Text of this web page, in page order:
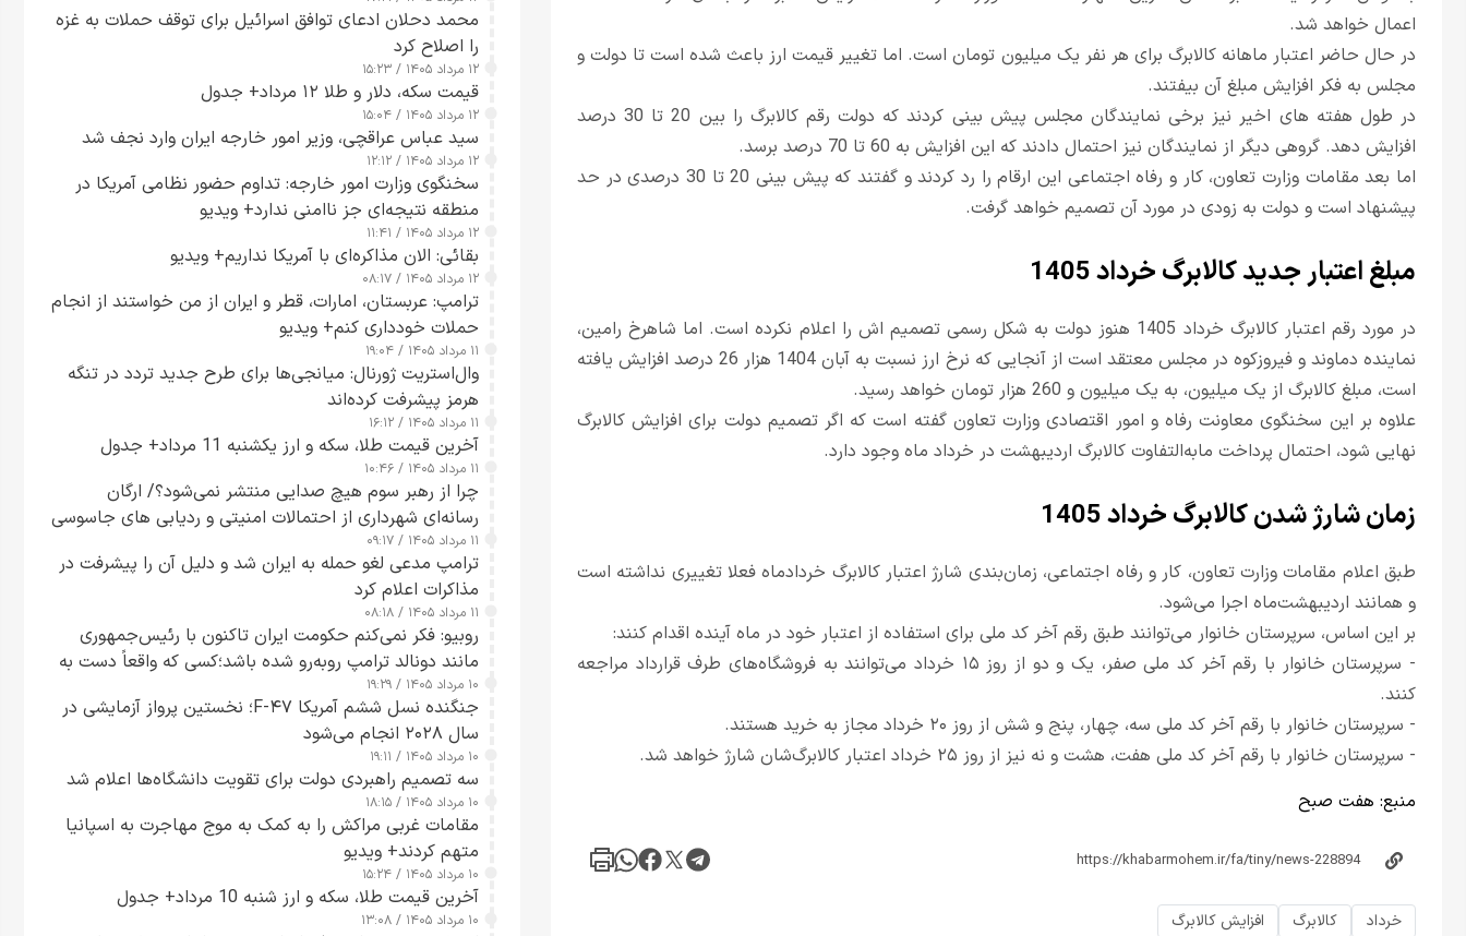
اعمال خواهد شد.
در حال حاضر اعتبار ماهانه کالابرگ برای هر نفر یک میلیون تومان است. اما تغییر قیمت ارز باعث شده است تا دولت و
مجلس به فکر افزایش مبلغ آن بیفتند.
در طول هفته های اخیر نیز برخی نمایندگان مجلس پیش بینی کردند که دولت رقم کالابرگ را بین 20 تا 30 درصد
افزایش دهد. گروهی دیگر از نمایندگان نیز احتمال دادند که این افزایش به 60 تا 70 درصد برسد.
اما بعد مقامات وزارت تعاون، کار و رفاه اجتماعی این ارقام را رد کردند و گفتند که پیش بینی 20 تا 30 درصدی در حد
پیشنهاد است و دولت به زودی در مورد آن تصمیم خواهد گرفت.
مبلغ اعتبار جدید کالابرگ خرداد 1405
در مورد رقم اعتبار کالابرگ خرداد 1405 هنوز دولت به شکل رسمی تصمیم اش را اعلام نکرده است. اما شاهرخ رامین،
نماینده دماوند و فیروزکوه در مجلس معتقد است از آنجایی که نرخ ارز نسبت به آبان 1404 هزار 26 درصد افزایش یافته
است، مبلغ کالابرگ از یک میلیون، به یک میلیون و 260 هزار تومان خواهد رسید.
علاوه بر این سخنگوی معاونت رفاه و امور اقتصادی وزارت تعاون گفته است که اگر تصمیم دولت برای افزایش کالابرگ
نهایی شود، احتمال پرداخت مابه‌التفاوت کالابرگ اردیبهشت در خرداد ماه وجود دارد.
زمان شارژ شدن کالابرگ خرداد 1405
طبق اعلام مقامات وزارت تعاون، کار و رفاه اجتماعی، زمان‌بندی شارژ اعتبار کالابرگ خردادماه فعلا تغییری نداشته است
و همانند اردیبهشت‌ماه اجرا می‌شود.
بر این اساس، سرپرستان خانوار می‌توانند طبق رقم آخر کد ملی برای استفاده از اعتبار خود در ماه آینده اقدام کنند:
- سرپرستان خانوار با رقم آخر کد ملی صفر، یک و دو از روز ۱۵ خرداد می‌توانند به فروشگاه‌های طرف قرارداد مراجعه
کنند.
- سرپرستان خانوار با رقم آخر کد ملی سه، چهار، پنج و شش از روز ۲۰ خرداد مجاز به خرید هستند.
- سرپرستان خانوار با رقم آخر کد ملی هفت، هشت و نه نیز از روز ۲۵ خرداد اعتبار کالابرگ‌شان شارژ خواهد شد.
منبع: هفت صبح
خرداد کالابرگ افزایش کالابرگ
محمد دحلان ادعای توافق اسرائیل برای توقف حملات به غزه
را اصلاح کرد
۱۲ مرداد ۱۴۰۵ / ۱۵:۲۳
قیمت سکه، دلار و طلا ۱۲ مرداد+ جدول
۱۲ مرداد ۱۴۰۵ / ۱۵:۰۴
سید عباس عراقچی، وزیر امور خارجه ایران وارد نجف شد
۱۲ مرداد ۱۴۰۵ / ۱۲:۱۲
سخنگوی وزارت امور خارجه: تداوم حضور نظامی آمریکا در
منطقه نتیجه‌ای جز ناامنی ندارد+ ویدیو
۱۲ مرداد ۱۴۰۵ / ۱۱:۴۱
بقائی: الان مذاکره‌ای با آمریکا نداریم+ ویدیو
۱۲ مرداد ۱۴۰۵ / ۰۸:۱۷
ترامپ: عربستان، امارات، قطر و ایران از من خواستند از انجام
حملات خودداری کنم+ ویدیو
۱۱ مرداد ۱۴۰۵ / ۱۹:۰۴
وال‌استریت ژورنال: میانجی‌ها برای طرح جدید تردد در تنگه
هرمز پیشرفت کرده‌اند
۱۱ مرداد ۱۴۰۵ / ۱۶:۱۲
آخرین قیمت طلا، سکه و ارز یکشنبه 11 مرداد+ جدول
۱۱ مرداد ۱۴۰۵ / ۱۰:۴۶
چرا از رهبر سوم هیچ صدایی منتشر نمی‌شود؟/ ارگان
رسانه‌ای شهرداری از احتمالات امنیتی و ردیابی های جاسوسی
گفت
۱۱ مرداد ۱۴۰۵ / ۰۹:۱۷
ترامپ مدعی لغو حمله به ایران شد و دلیل آن را پیشرفت در
مذاکرات اعلام کرد
۱۱ مرداد ۱۴۰۵ / ۰۸:۱۸
روبیو: فکر نمی‌کنم حکومت ایران تاکنون با رئیس‌جمهوری
مانند دونالد ترامپ روبه‌رو شده باشد؛کسی که واقعاً دست به
اقدام می‌زند
۱۰ مرداد ۱۴۰۵ / ۱۹:۲۹
جنگنده نسل ششم آمریکا F-۴۷؛ نخستین پرواز آزمایشی در
سال ۲۰۲۸ انجام می‌شود
۱۰ مرداد ۱۴۰۵ / ۱۹:۱۱
سه تصمیم راهبردی دولت برای تقویت دانشگاه‌ها اعلام شد
۱۰ مرداد ۱۴۰۵ / ۱۸:۱۵
مقامات غربی مراکش را به کمک به موج مهاجرت به اسپانیا
متهم کردند+ ویدیو
۱۰ مرداد ۱۴۰۵ / ۱۵:۲۴
آخرین قیمت طلا، سکه و ارز شنبه 10 مرداد+ جدول
۱۰ مرداد ۱۴۰۵ / ۱۳:۰۸